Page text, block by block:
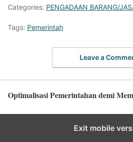
Categories: PENGADAAN BARANG/
Tags: Pemerintah
Leave a
Optimalisasi Pemerintahan demi
Exit mobile